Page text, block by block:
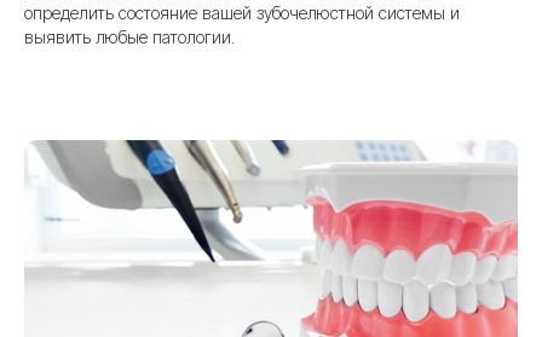
определить состояние вашей зубочелюстной системы и
выявить любые патологии.
Запишитесь на
консультацию к
стоматологу в Usmile